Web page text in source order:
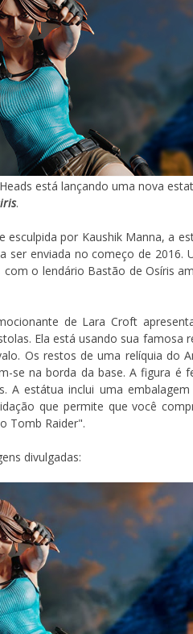
está lançando uma nova
.
por Kaushik Manna, a
enviada no começo de 2016.
o lendário Bastão de Osíris
de Lara Croft
Ela está usando sua famosa
Os restos de uma relíquia do
se na borda da base. A figura é
A estátua inclui uma
que permite que você
Tomb Raider".
divulgadas: